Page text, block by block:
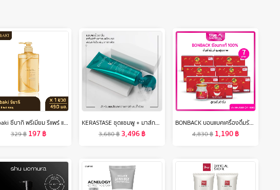
Tsubaki ซึบากิ พรีเมียม รีแพร์ แชมพู (ขวดทอง) 490 มล.
329฿ 197฿
KERASTASE ชุดแชมพู + มาส์กดูแลผมเสีย เปราะ ฉีกขาด แตกปลาย จากการทำสีและทำเคมีซ้ำซ้อน RESISTANCE THERAPISTE SHAMPOO 250 ml + MASQUE 200 ml FOR DAMAGED HAIR (เคเรสตาส,ผมเสีย,เคราสตาส,เทอราพิส,ยาสระผม)
3,680฿ 3,496฿
BONBACK บอนแบคเครื่องดื่มรังนกแท้ 100% จากถ้ำธรรมชาติ สูตรต้นตำรับ 75มล. เซต 7 กล่อง 21 ขวด
4,830฿ 1,190฿